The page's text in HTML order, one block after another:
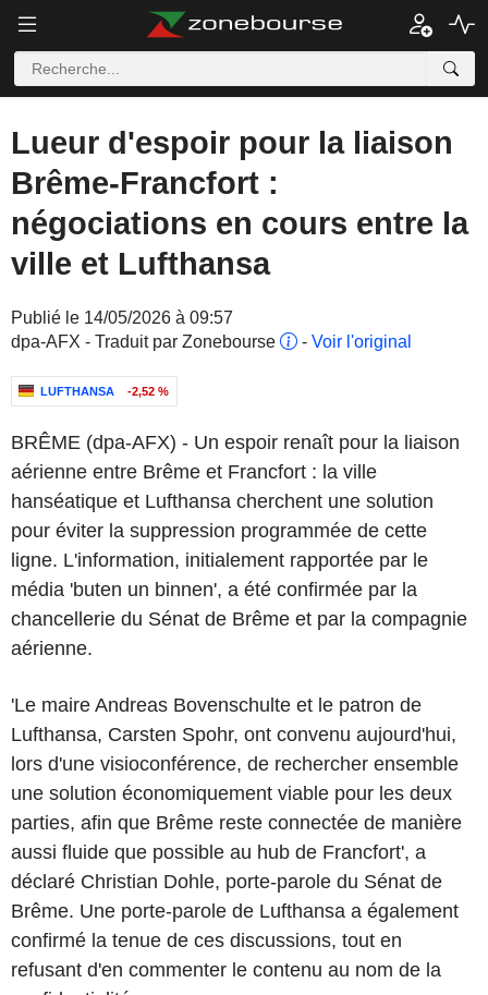
Lueur d'espoir pour la liaison
Brême-Francfort :
négociations en cours entre la
ville et Lufthansa
Publié le 14/05/2026 à 09:57
dpa-AFX - Traduit par Zonebourse
- Voir l'original
LUFTHANSA -2,52 %
BRÊME (dpa-AFX) - Un espoir renaît pour la liaison
aérienne entre Brême et Francfort : la ville
hanséatique et Lufthansa cherchent une solution
pour éviter la suppression programmée de cette
ligne. L'information, initialement rapportée par le
média 'buten un binnen', a été confirmée par la
chancellerie du Sénat de Brême et par la compagnie
aérienne.
'Le maire Andreas Bovenschulte et le patron de
Lufthansa, Carsten Spohr, ont convenu aujourd'hui,
lors d'une visioconférence, de rechercher ensemble
une solution économiquement viable pour les deux
parties, afin que Brême reste connectée de manière
aussi fluide que possible au hub de Francfort', a
déclaré Christian Dohle, porte-parole du Sénat de
Brême. Une porte-parole de Lufthansa a également
confirmé la tenue de ces discussions, tout en
refusant d'en commenter le contenu au nom de la